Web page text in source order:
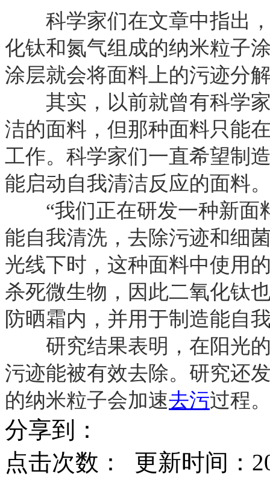
科学家们在文章中指出，
化钛和氮气组成的纳米粒子
涂层就会将面料上的污迹分
其实，以前就曾有科学家
洁的面料，但那种面料只能
工作。科学家们一直希望制
能启动自我清洁反应的面料
“我们正在研发一种新面
能自我清洗，去除污迹和细
光线下时，这种面料中使用
杀死微生物，因此二氧化钛
防晒霜内，并用于制造能自
研究结果表明，在阳光的
污迹能被有效去除。研究还
的纳米粒子会加速去污过程
分享到：
点击次数：
更新时间：